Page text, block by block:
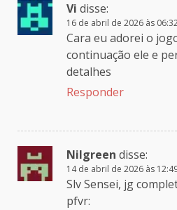
Vi disse:
16 de abril de 2026 às
Cara eu adorei o
continuação ele e
detalhes
Responder
Nilgreen disse:
14 de abril de 2026 às
Slv Sensei, jg
pfvr: